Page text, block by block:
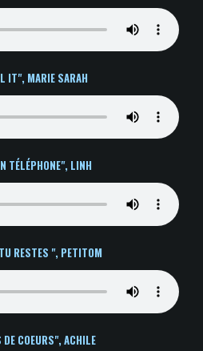
IT", MARIE SARAH
TÉLÉPHONE", LINH
RESTES ", PETITOM
COEURS", ACHILE